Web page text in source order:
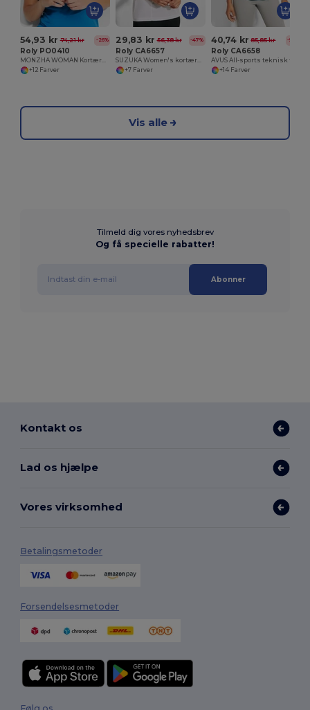
54,93 kr 74,21 kr -26%
Roly PO0410
+12 Farver
29,83 kr 56,38 kr -47%
Roly CA6657
+7 Farver
40,74 kr 85,85 kr -53%
Roly CA6658
+14 Farver
Vis alle
Tilmeld dig vores nyhedsbrev
Og få specielle rabatter!
Abonner
Kontakt os
Lad os hjælpe
Vores virksomhed
Betalingsmetoder
Forsendelsesmetoder